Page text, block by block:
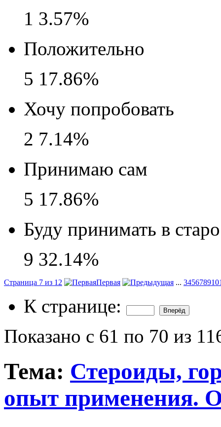
1 3.57%
Положительно
5 17.86%
Хочу попробовать
2 7.14%
Принимаю сам
5 17.86%
Буду принимать в
9 32.14%
Страница 7 из 12 Первая ... 345678910
К странице:
Показано с 61 по 70 из
Тема: Стероиды,
опыт применения.